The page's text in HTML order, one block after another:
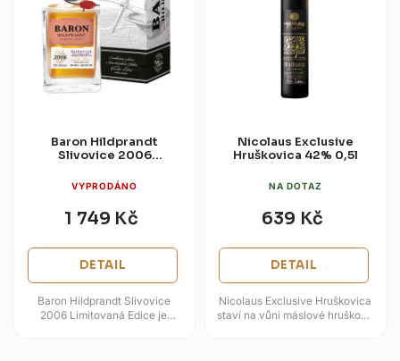
Baron Hildprandt
Slivovice 2006
0,7l (dárková krabice)
VYPRODÁNO
1 749 Kč
DETAIL
Baron Hildprandt Slivovice
2006 Limitovaná Edice je
Nicolaus Exclusive
Hruškovica 42% 0,5l
NA DOTAZ
639 Kč
DETAIL
Nicolaus Exclusive Hruškovica
staví na vůni máslové hruškové